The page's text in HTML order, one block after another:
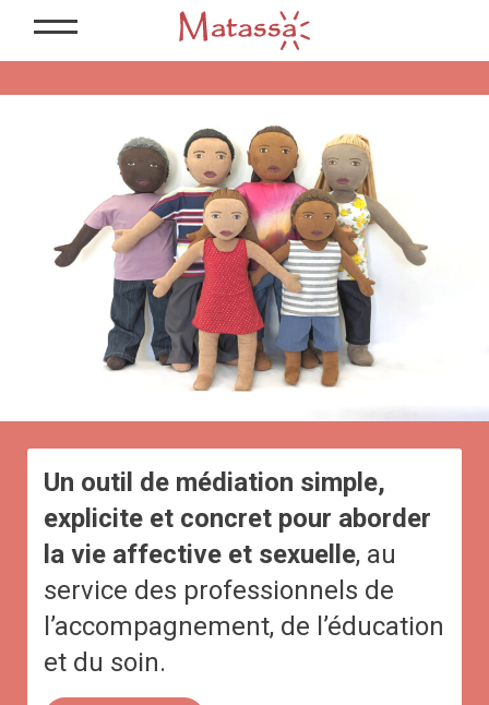
Un outil de médiation simple,
explicite et concret pour aborder
la vie affective et sexuelle, au
service des professionnels de
l’accompagnement, de l’éducation
et du soin.